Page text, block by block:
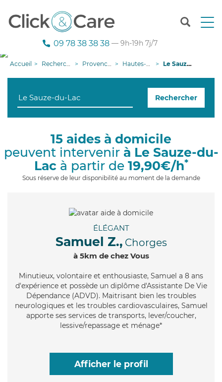
T
n
g
i
09 78 38 38 38 — 9h-19h 7j/7
Accueil Recherche aide à domicile Provence-Alpes-Côte d'Azur Hautes-Alpes Le Sauze-du-Lac
Rechercher
15 aides à domicile
peuvent intervenir à Le Sauze-du-
Lacà partir de 19,90€/h*
Sous réserve de leur disponibilité au moment de la demande
ÉLÉGANT
Samuel Z., Chorges
à 5km de chez Vous
Minutieux, volontaire et enthousiaste, Samuel a 8 ans
d'expérience et possède un diplôme d'Assistante De Vie
Dépendance (ADVD). Maitrisant bien les troubles
neurologiques et les troubles cardiovasculaires, Samuel
apporte ses services de transports, lever/coucher,
lessive/repassage et ménage*
Afficher le profil